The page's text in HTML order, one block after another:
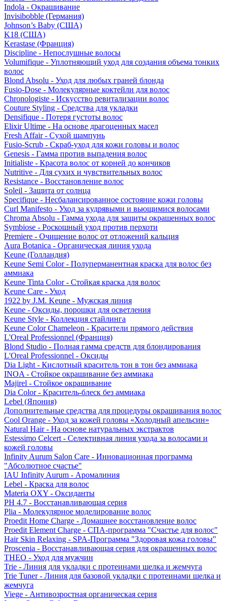
Indola - Окрашивание
Invisibobble (Германия)
Johnson’s Baby (США)
K18 (США)
Kerastase (Франция)
Discipline - Непослушные волосы
Volumifique - Уплотняющий уход для создания объема тонких
волос
Blond Absolu - Уход для любых граней блонда
Fusio-Dose - Молекулярные коктейли для волос
Chronologiste - Искусство ревитализации волос
Couture Styling - Средства для укладки
Densifique - Потеря густоты волос
Elixir Ultime - На основе драгоценных масел
Fresh Affair - Сухой шампунь
Fusio-Scrub - Скраб-уход для кожи головы и волос
Genesis - Гамма против выпадения волос
Initialiste - Красота волос от корней до кончиков
Nutritive - Для сухих и чувствительных волос
Resistance - Восстановление волос
Soleil - Защита от солнца
Specifique - Несбалансированное состояние кожи головы
Curl Manifesto - Уход за кудрявыми и вьющимися волосами
Chroma Absolu - Гамма ухода для защиты окрашенных волос
Symbiose - Роскошный уход против перхоти
Premiere - Очищение волос от отложений кальция
Aura Botanica - Органическая линия ухода
Keune (Голландия)
Keune Semi Color - Полуперманентная краска для волос без
аммиака
Keune Tinta Color - Стойкая краска для волос
Keune Care - Уход
1922 by J.M. Keune - Мужская линия
Keune - Оксиды, порошки для осветления
Keune Style - Коллекция стайлинга
Keune Color Chameleon - Красители прямого действия
L'Oreal Professionnel (Франция)
Blond Studio - Полная гамма средств для блондирования
L'Oreal Professionnel - Оксиды
Dia Light - Кислотный краситель тон в тон без аммиака
INOA - Стойкое окрашивание без аммиака
Majirel - Стойкое окрашивание
Dia Color - Краситель-блеск без аммиака
Lebel (Япония)
Дополнительные средства для процедуры окрашивания волос
Cool Orange - Уход за кожей головы «Холодный апельсин»
Natural Hair - На основе натуральных экстрактов
Estessimo Celcert - Селективная линия ухода за волосами и
кожей головы
Infinity Aurum Salon Care - Инновационная программа
"Абсолютное счастье"
IAU Infinity Aurum - Аромалиния
Lebel - Краска для волос
Materia OXY - Оксиданты
PH 4.7 - Восстанавливающая серия
Plia - Молекулярное моделирование волос
Proedit Home Charge - Домашнее восстановление волос
Proedit Element Charge - СПА-программа "Счастье для волос"
Hair Skin Relaxing - SPA-Программа "Здоровая кожа головы"
Proscenia - Восстанавливающая серия для окрашенных волос
THEO - Уход для мужчин
Trie - Линия для укладки с протеинами шелка и жемчуга
Trie Tuner - Линия для базовой укладки с протеинами шелка и
жемчуга
Viege - Антивозростная органическая серия